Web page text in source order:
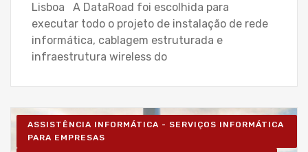
Lisboa A DataRoad foi escolhida para
executar todo o projeto de instalação de rede
informática, cablagem estruturada e
infraestrutura wireless do
ASSISTÊNCIA INFORMÁTICA - SERVIÇOS INFORMÁTICA
PARA EMPRESAS